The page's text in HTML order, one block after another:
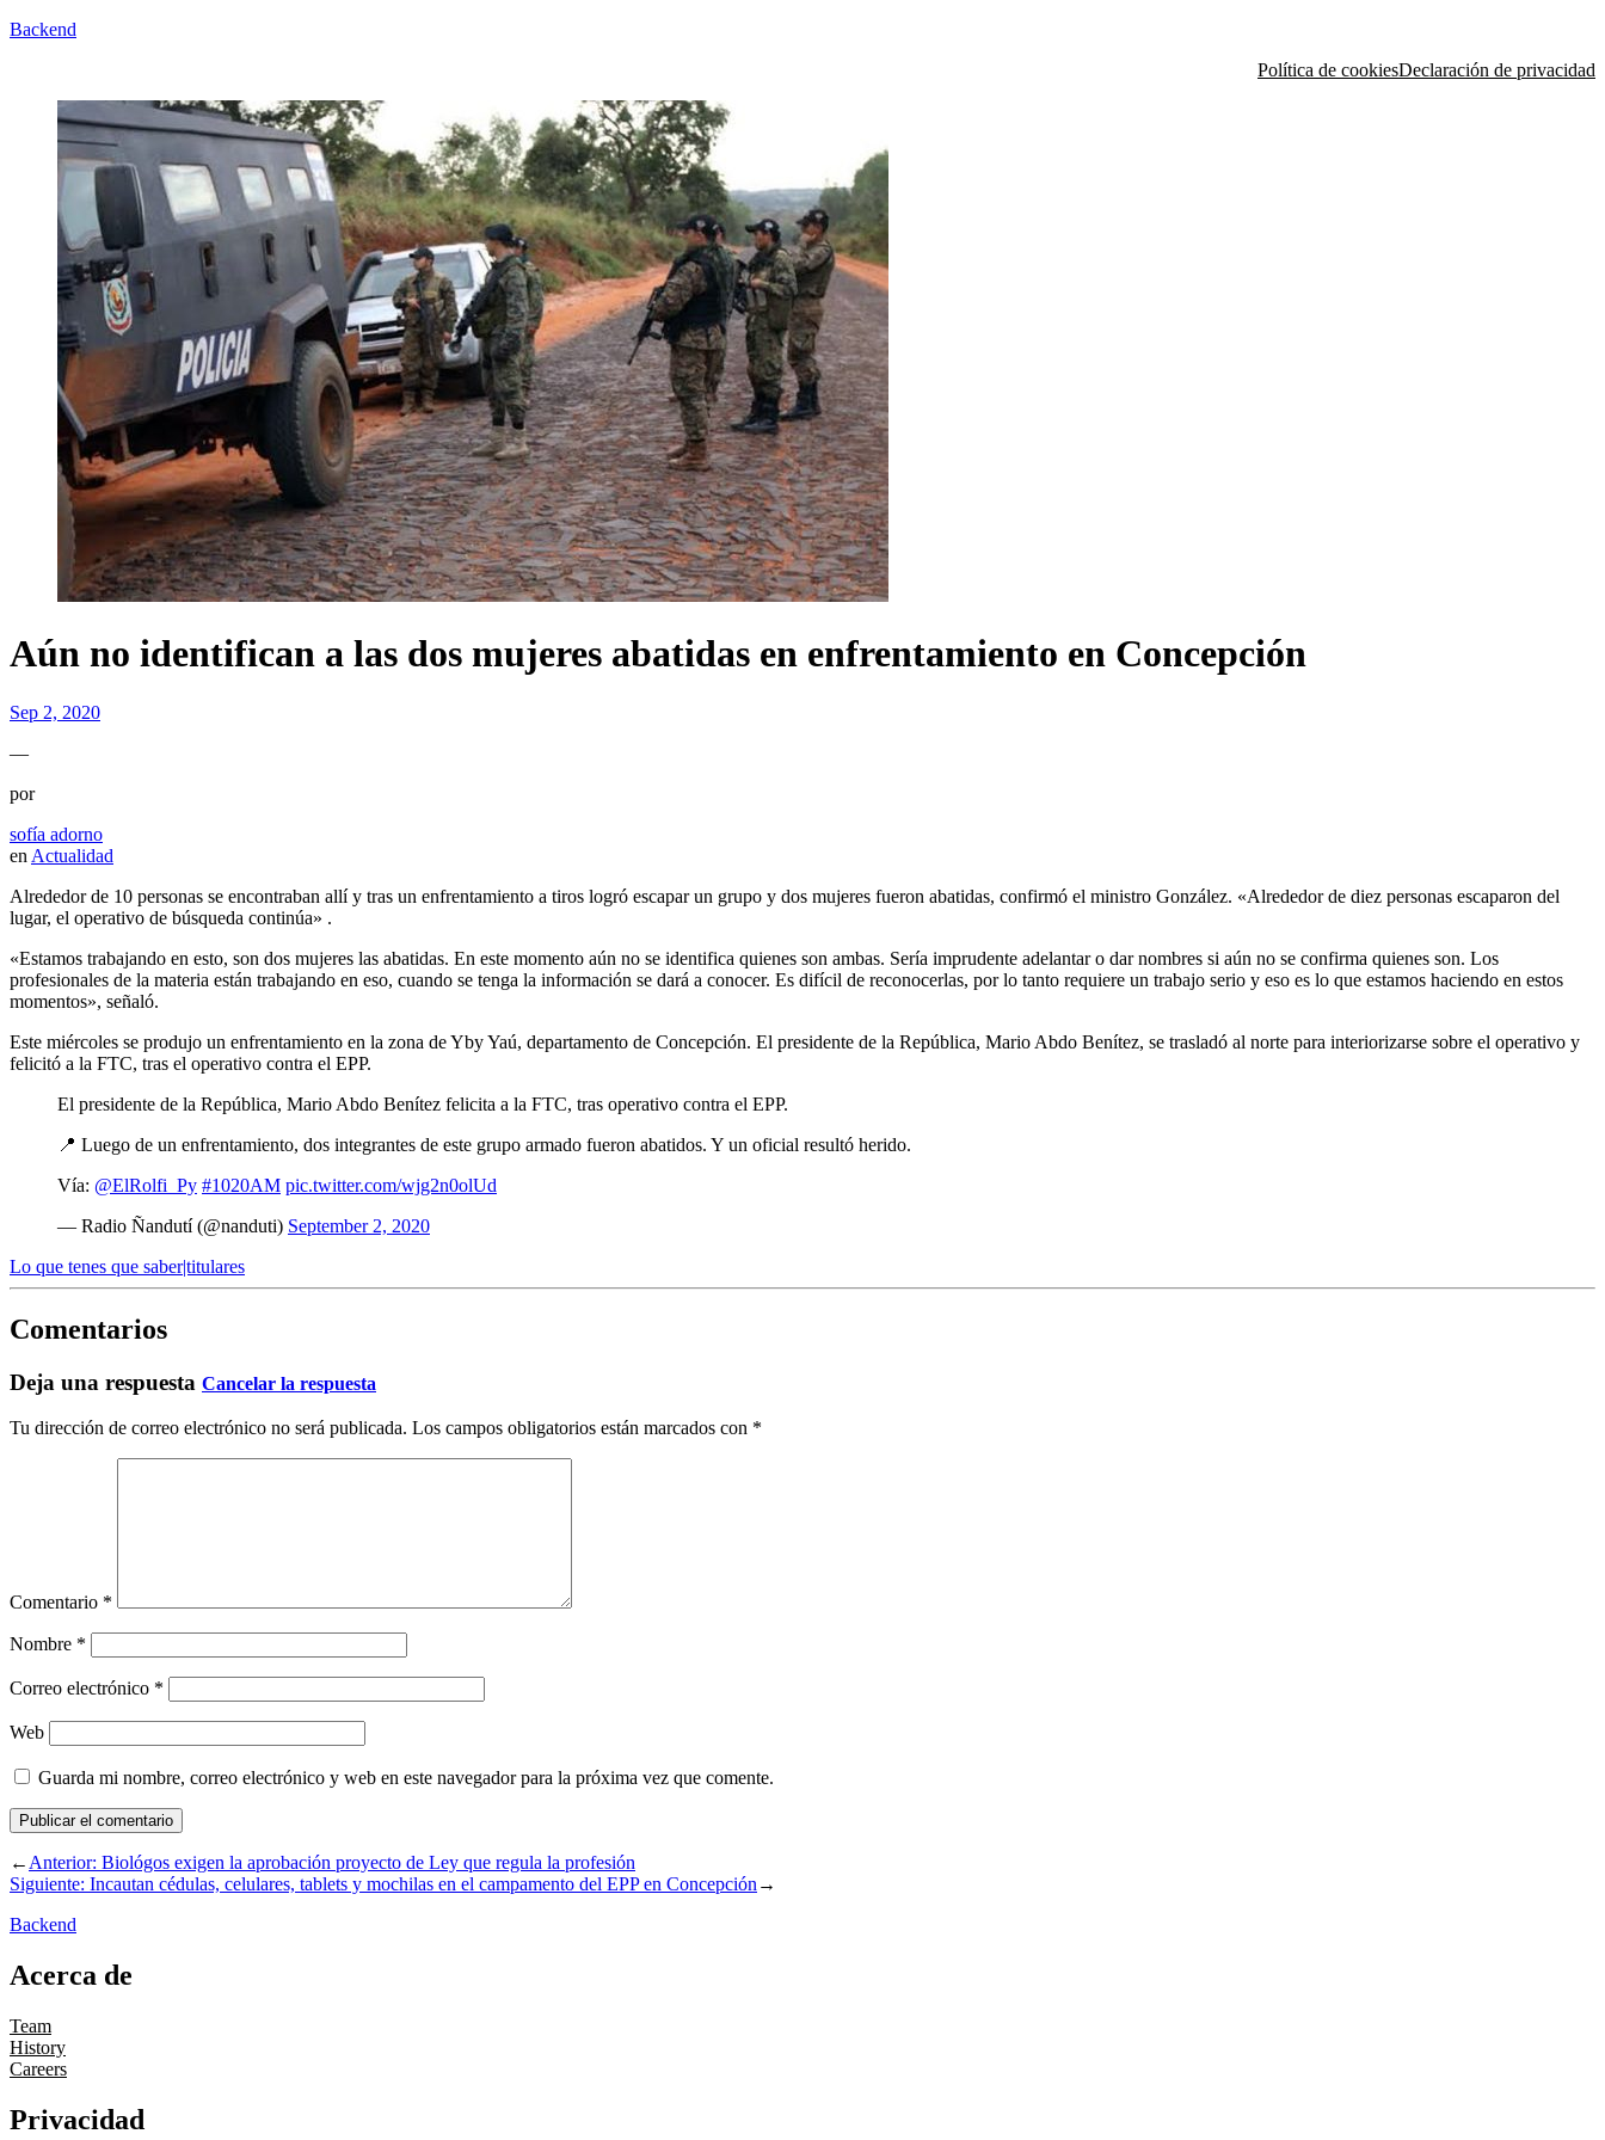
Backend
Política de cookiesDeclaración de privacidad
Aún no identifican a las dos mujeres abatidas en enfrentamiento en Concepción
Sep 2, 2020
—
por
sofía adorno
en Actualidad
Alrededor de 10 personas se encontraban allí y tras un enfrentamiento a tiros logró escapar un grupo y dos mujeres fueron abatidas, confirmó el ministro González. «Alrededor de diez personas escaparon del
lugar, el operativo de búsqueda continúa» .
«Estamos trabajando en esto, son dos mujeres las abatidas. En este momento aún no se identifica quienes son ambas. Sería imprudente adelantar o dar nombres si aún no se confirma quienes son. Los
profesionales de la materia están trabajando en eso, cuando se tenga la información se dará a conocer. Es difícil de reconocerlas, por lo tanto requiere un trabajo serio y eso es lo que estamos haciendo en estos
momentos», señaló.
Este miércoles se produjo un enfrentamiento en la zona de Yby Yaú, departamento de Concepción. El presidente de la República, Mario Abdo Benítez, se trasladó al norte para interiorizarse sobre el operativo y
felicitó a la FTC, tras el operativo contra el EPP.
El presidente de la República, Mario Abdo Benítez felicita a la FTC, tras operativo contra el EPP.
📍 Luego de un enfrentamiento, dos integrantes de este grupo armado fueron abatidos. Y un oficial resultó herido.
Vía: @ElRolfi_Py #1020AM pic.twitter.com/wjg2n0olUd
— Radio Ñandutí (@nanduti) September 2, 2020
Lo que tenes que saber|titulares
Comentarios
Deja una respuesta Cancelar la respuesta
Tu dirección de correo electrónico no será publicada. Los campos obligatorios están marcados con *
Comentario *
Nombre *
Correo electrónico *
Web
Guarda mi nombre, correo electrónico y web en este navegador para la próxima vez que comente.
←Anterior: Biológos exigen la aprobación proyecto de Ley que regula la profesión
Siguiente: Incautan cédulas, celulares, tablets y mochilas en el campamento del EPP en Concepción→
Backend
Acerca de
Team
History
Careers
Privacidad